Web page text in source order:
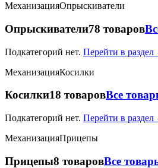
МеханизацияОпрыскиватели
Опрыскиватели78 товаров
Подкатегорий нет. Перейти в
МеханизацияКосилки
Косилки18 товаровВсе
Подкатегорий нет. Перейти в
МеханизацияПрицепы
Прицепы8 товаровВсе